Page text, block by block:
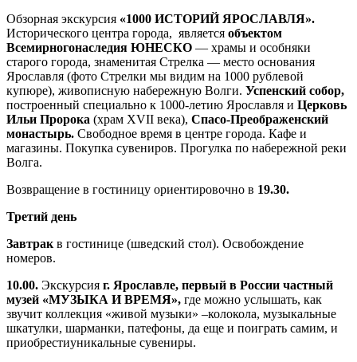
Обзорная экскурсия «1000 ИСТОРИЙ ЯРОСЛАВЛЯ».
Исторического центра города, является объектом
Всемирногонаследия ЮНЕСКО — храмы и особняки
старого города, знаменитая Стрелка — место основания
Ярославля (фото Стрелки мы видим на 1000 рублевой
купюре), живописную набережную Волги. Успенский собор,
построенный специально к 1000-летию Ярославля и Церковь
Ильи Пророка (храм XVII века), Спасо-Преображенский
монастырь. Свободное время в центре города. Кафе и
магазины. Покупка сувениров. Прогулка по набережной реки
Волга.
Возвращение в гостиницу ориентировочно в 19.30.
Третий день
Завтрак в гостинице (шведский стол). Освобождение
номеров.
10.00. Экскурсия г. Ярославле, первый в России частный
музей «МУЗЫКА И ВРЕМЯ», где можно услышать, как
звучит коллекция «живой музыки» –колокола, музыкальные
шкатулки, шарманки, патефоны, да еще и поиграть самим, и
приобрестиуникальные сувениры.